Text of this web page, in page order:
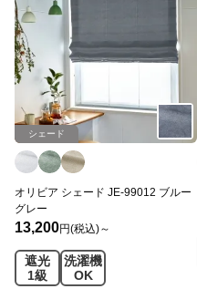
シェード
オリビア シェード JE-99012 ブルー
グレー
13,200円(税込)～
遮光
1級
洗濯機
OK